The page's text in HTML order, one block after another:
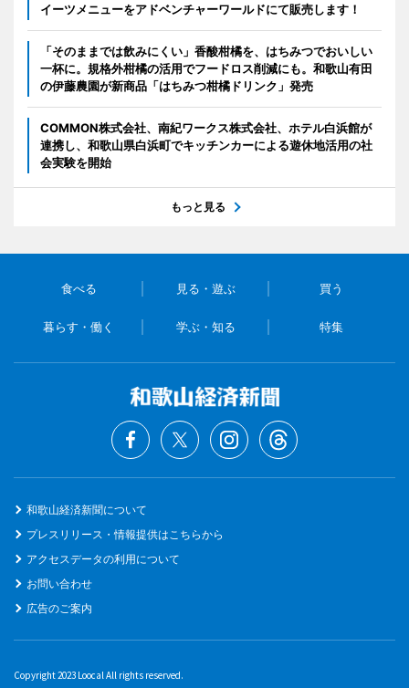
イーツメニューをアドベンチャーワールドにて販売します！
「そのままでは飲みにくい」香酸柑橘を、はちみつでおいしい
一杯に。規格外柑橘の活用でフードロス削減にも。和歌山有田
の伊藤農園が新商品「はちみつ柑橘ドリンク」発売
COMMON株式会社、南紀ワークス株式会社、ホテル白浜館が
連携し、和歌山県白浜町でキッチンカーによる遊休地活用の社
会実験を開始
もっと見る
食べる 見る・遊ぶ 買う
暮らす・働く 学ぶ・知る 特集
和歌山経済新聞について
プレスリリース・情報提供はこちらから
アクセスデータの利用について
お問い合わせ
広告のご案内
Copyright 2023 Loocal All rights reserved.